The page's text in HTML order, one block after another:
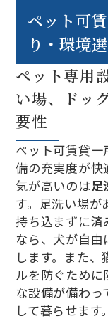
ペット可
り・環境
ペット専用
い場、ドッ
要性
ペット可賃貸
備の充実度が快
気が高いのは足
す。足洗い場が
持ち込まずに済
なら、犬が自
します。また
ルを防ぐために
な設備が備わ
して暮らせます。